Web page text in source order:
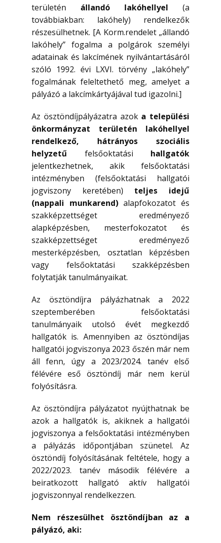
területén állandó lakóhellyel (a
továbbiakban: lakóhely) rendelkezők
részesülhetnek. [A Korm.rendelet „állandó
lakóhely” fogalma a polgárok személyi
adatainak és lakcímének nyilvántartásáról
szóló 1992. évi LXVI. törvény „lakóhely”
fogalmának feleltethető meg, amelyet a
pályázó a lakcímkártyájával tud igazolni.]
Az ösztöndíjpályázatra azok a települési
önkormányzat területén lakóhellyel
rendelkező,
hátrányos szociális
helyzetű felsőoktatási hallgatók
jelentkezhetnek, akik felsőoktatási
intézményben (felsőoktatási hallgatói
jogviszony keretében) teljes idejű
(nappali munkarend)alapfokozatot és
szakképzettséget eredményező
alapképzésben, mesterfokozatot és
szakképzettséget eredményező
mesterképzésben, osztatlan képzésben
vagy felsőoktatási szakképzésben
folytatják tanulmányaikat.
Az ösztöndíjra pályázhatnak a 2022
szeptemberében felsőoktatási
tanulmányaik utolsó évét megkezdő
hallgatók is. Amennyiben az ösztöndíjas
hallgatói jogviszonya 2023 őszén már nem
áll fenn, úgy a 2023/2024. tanév első
félévére eső ösztöndíj már nem kerül
folyósításra.
Az ösztöndíjra pályázatot nyújthatnak be
azok a hallgatók is, akiknek a hallgatói
jogviszonya a felsőoktatási intézményben
a pályázás időpontjában szünetel. Az
ösztöndíj folyósításának feltétele, hogy a
2022/2023. tanév második félévére a
beiratkozott hallgató aktív hallgatói
jogviszonnyal rendelkezzen.
Nem részesülhet ösztöndíjban az a
pályázó, aki: